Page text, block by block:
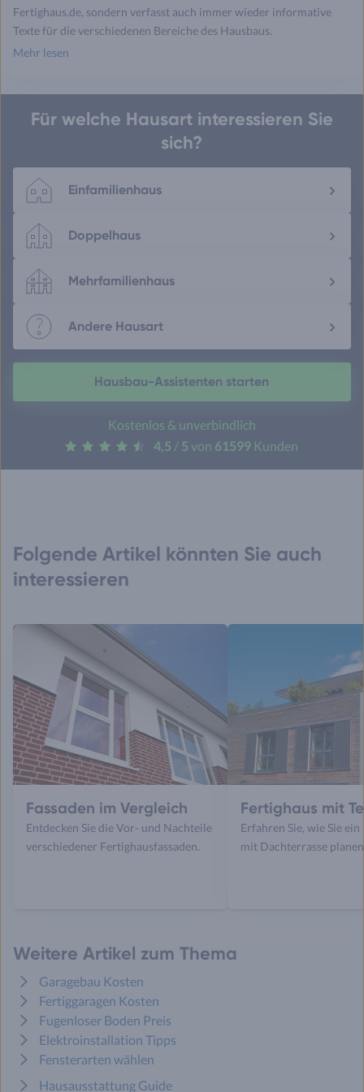
Fertighaus.de, sondern verfasst auch immer wieder informative
Texte für die verschiedenen Bereiche des Hausbaus.
Mehr lesen
Für welche Hausart interessieren Sie
sich?
Einfamilienhaus
Doppelhaus
Mehrfamilienhaus
Andere Hausart
Hausbau-Assistenten starten
Kostenlos & unverbindlich
4,5 / 5 von 61599 Kunden
Folgende Artikel könnten Sie auch
interessieren
Fassaden im Vergleich
Entdecken Sie die Vor- und Nachteile
verschiedener Fertighausfassaden.
Fertighaus mit
Erfahren Sie, wie Sie
mit Dachterrasse
Weitere Artikel zum Thema
Garagebau Kosten
Fertiggaragen Kosten
Fugenloser Boden Preis
Elektroinstallation Tipps
Fensterarten wählen
Hausausstattung Guide